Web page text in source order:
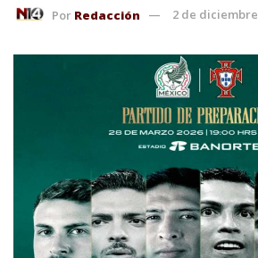
Por Redacción 2 de